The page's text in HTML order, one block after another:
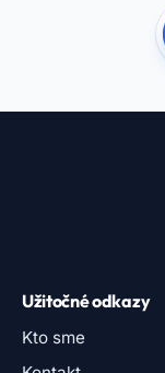
Užitočné odkazy
Kto sme